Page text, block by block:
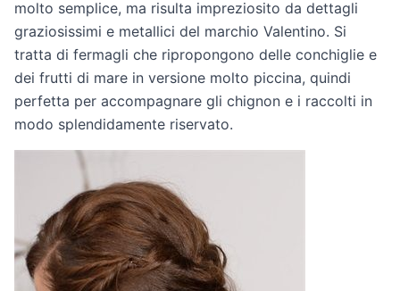
molto semplice, ma risulta impreziosito da dettagli
graziosissimi e metallici del marchio Valentino. Si
tratta di fermagli che ripropongono delle conchiglie e
dei frutti di mare in versione molto piccina, quindi
perfetta per accompagnare gli chignon e i raccolti in
modo splendidamente riservato.